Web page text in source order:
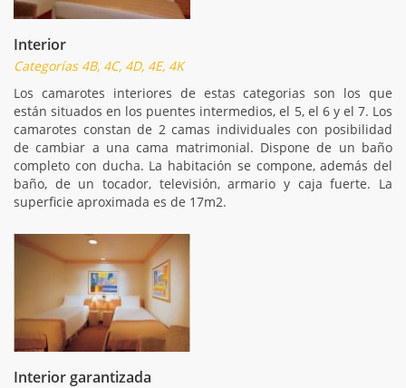
Interior
Categorías 4B, 4C, 4D, 4E, 4K
Los camarotes interiores de estas categorias son los que
están situados en los puentes intermedios, el 5, el 6 y el 7. Los
camarotes constan de 2 camas individuales con posibilidad
de cambiar a una cama matrimonial. Dispone de un baño
completo con ducha. La habitación se compone, además del
baño, de un tocador, televisión, armario y caja fuerte. La
superficie aproximada es de 17m2.
Interior garantizada